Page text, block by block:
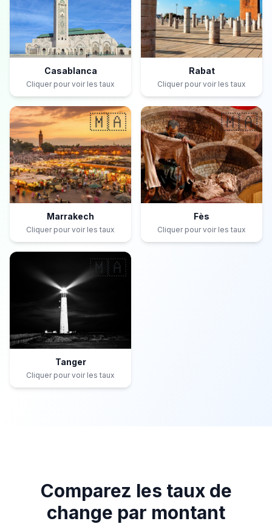
Casablanca
Cliquer pour voir les taux
Rabat
Cliquer pour voir les taux
🇲🇦
Marrakech
Cliquer pour voir les taux
🇲🇦
Fès
Cliquer pour voir les taux
🇲🇦
Tanger
Cliquer pour voir les taux
Comparez les taux de
change par montant